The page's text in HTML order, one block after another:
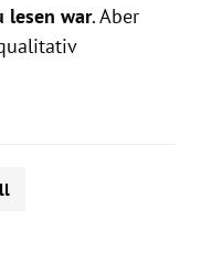
lesen war. Aber